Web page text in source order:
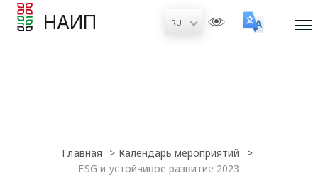
НАИП
Главная
Календарь мероприятий
ESG и устойчивое развитие 2023